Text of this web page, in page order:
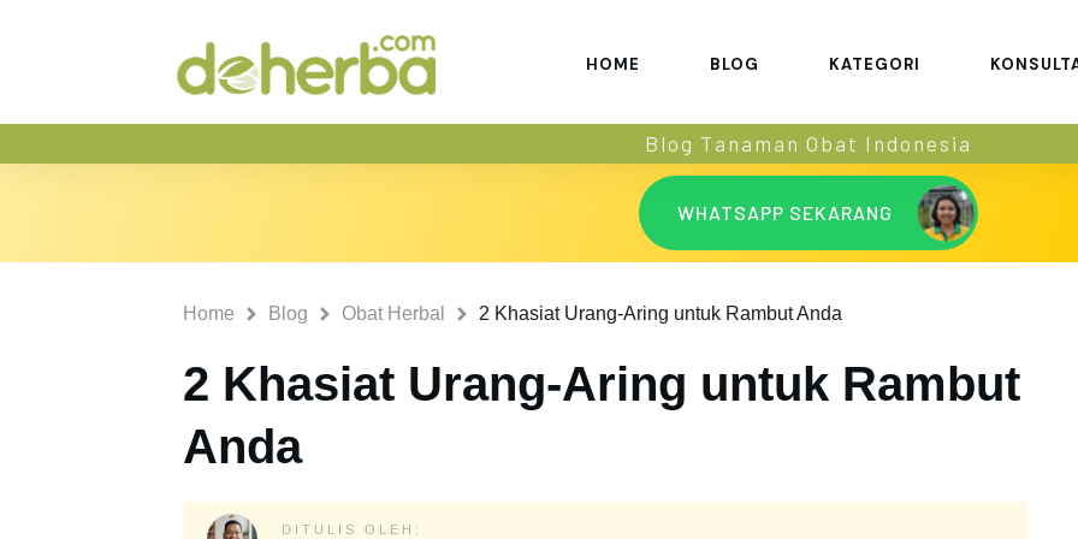
HOME BLOG KATEGORI
Blog Tanaman Obat Indonesia
WHATSAPP SEKARANG
Home Blog Obat Herbal 2 Khasiat Urang-Aring untuk Rambut Anda
2 Khasiat Urang-Aring untuk Rambut
Anda
DITULIS OLEH: